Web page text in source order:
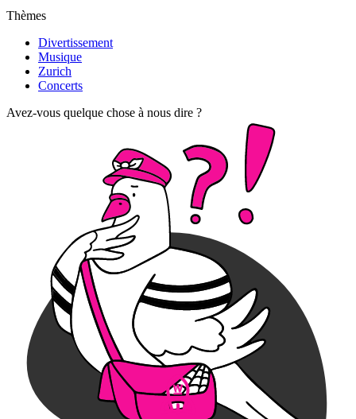
Thèmes
Divertissement
Musique
Zurich
Concerts
Avez-vous quelque chose à nous dire ?